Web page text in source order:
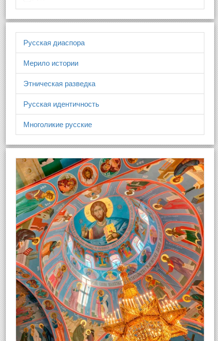
Русская диаспора
Мерило истории
Этническая разведка
Русская идентичность
Многоликие русские